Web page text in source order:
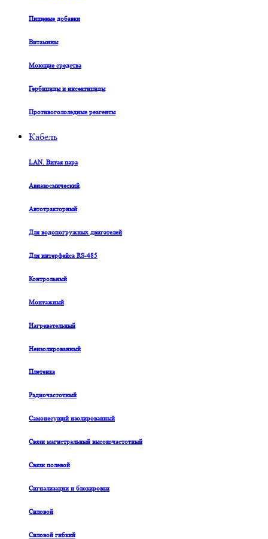
Пищевые добавки
Витамины
Моющие средства
Гербициды и инсектициды
Противогололедные реагенты
Кабель
LAN. Витая пара
Авиакосмический
Автотракторный
Для водопогружных двигателей
Для интерфейса RS-485
Контрольный
Монтажный
Нагревательный
Неизолированный
Плетенка
Радиочастотный
Самонесущий изолированный
Связи магистральный высокочастотный
Связи полевой
Сигнализации и блокировки
Силовой
Силовой гибкий